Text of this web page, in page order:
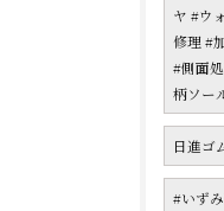
ヤ #ウ
修理 #
#側面
柄ソー
日進ゴ
#いず